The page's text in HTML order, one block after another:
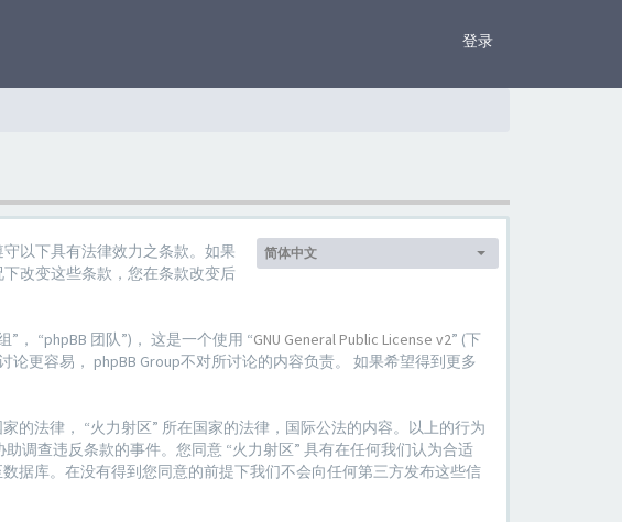
登录
语
简体中文
守以下具有法律效力之条款。如果
改变这些条款，您在条款改变后
”， “phpBB 团队”)， 这是一个使用 “GNU General Public License v2” (下
论更容易， phpBB Group不对所讨论的内容负责。 如果希望得到更多
法律， “火力射区” 所在国家的法律，国际公法的内容。以上的行为
调查违反条款的事件。您同意 “火力射区” 具有在任何我们认为合适
据库。在没有得到您同意的前提下我们不会向任何第三方发布这些信